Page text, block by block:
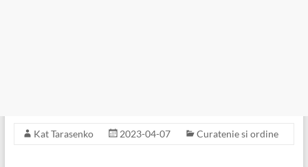
Kat Tarasenko 2023-04-07 Curatenie si ordine